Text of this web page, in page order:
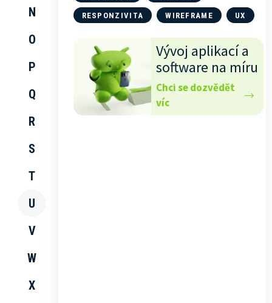
N
O
P
Q
R
S
T
U
V
W
X
RESPONZIVITA WIREFRAME UX
Vývoj aplikací a
software na míru
Chci se dozvědět
víc